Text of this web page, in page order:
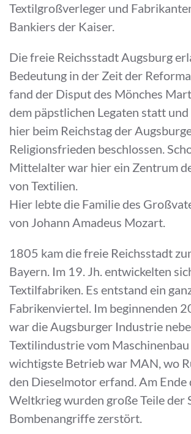
Textilgroßverleger und
Bankiers der Kaiser.
Die freie Reichsstadt Augsburg
Bedeutung in der Zeit der
fand der Disput des Mönches
dem päpstlichen Legaten statt
hier beim Reichstag der
Religionsfrieden beschlossen.
Mittelalter war hier ein Zentrum
von Textilien.
Hier lebte die Familie des
von Johann Amadeus Mozart.
1805 kam die freie Reichsstadt
Bayern. Im 19. Jh. entwickelten
Textilfabriken. Es entstand ein
Fabrikenviertel. Im beginnenden
war die Augsburger Industrie
Textilindustrie vom
wichtigste Betrieb war MAN, wo
den Dieselmotor erfand. Am Ende
Weltkrieg wurden große Teile der
Bombenangriffe zerstört.